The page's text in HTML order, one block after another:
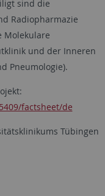
sind die
Radiopharmazie
Molekulare
und der Inneren
Pneumologie).
factsheet/de
Tübingen